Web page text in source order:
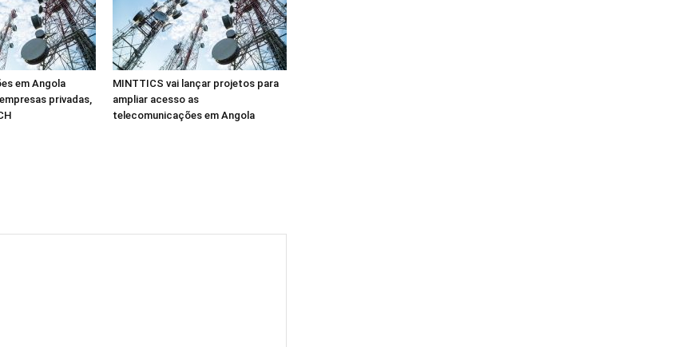
em Angola
privadas,
MINTTICS vai lançar projetos para
ampliar acesso as
telecomunicações em Angola